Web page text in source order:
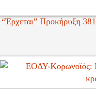
“Έρχεται” Προκήρυξη